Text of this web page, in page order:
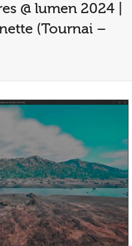
@ lumen 2024 |
(Tournai –